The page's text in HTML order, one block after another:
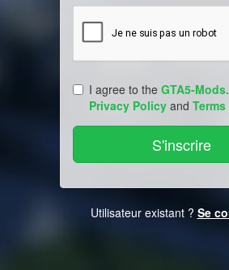
I agree to the GTA5-
Privacy Policy and
Utilisateur existant ? Se